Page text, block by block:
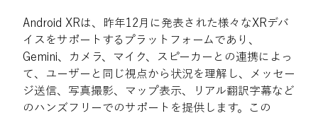
Android XRは、昨年12月に発表された様々なXRデバ
イスをサポートするプラットフォームであり、
Gemini、カメラ、マイク、スピーカーとの連携によっ
て、ユーザーと同じ視点から状況を理解し、メッセー
ジ送信、写真撮影、マップ表示、リアル翻訳字幕など
のハンズフリーでのサポートを提供します。この